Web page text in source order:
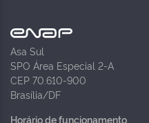
Asa Sul
SPO Área Especial 2-A
CEP 70.610-900
Brasília/DF
Horário de funcionamento